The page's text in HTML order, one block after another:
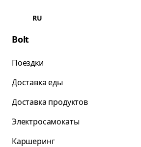
RU
Bolt
Поездки
Доставка еды
Доставка продуктов
Электросамокаты
Каршеринг